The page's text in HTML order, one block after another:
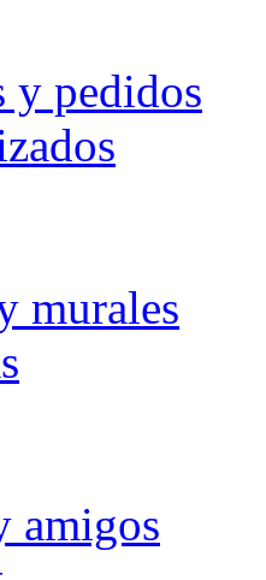
y pedidos
murales
amigos